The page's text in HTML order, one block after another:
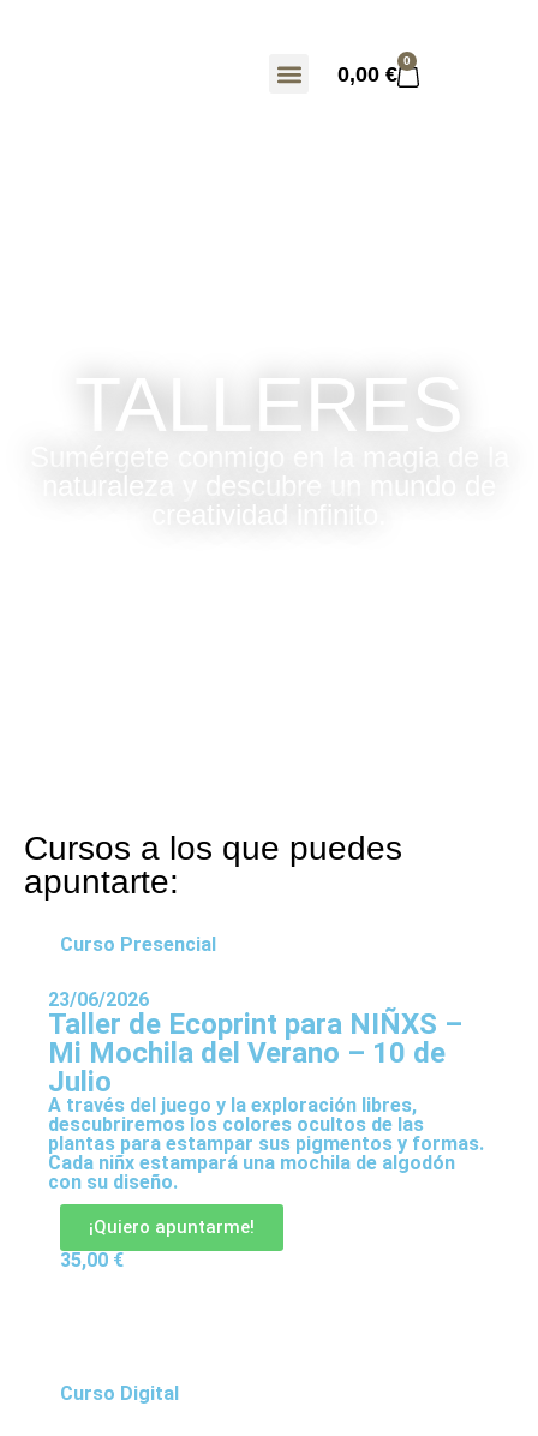
0,00 €
0
TALLERES
Sumérgete conmigo en la magia de la
naturaleza y descubre un mundo de
Cursos a los que puedes
apuntarte:
Curso Presencial
23/06/2026
Taller de Ecoprint para NIÑXS –
Mi Mochila del Verano – 10 de
Julio
A través del juego y la exploración libres,
descubriremos los colores ocultos de las
plantas para estampar sus pigmentos y formas.
Cada niñx estampará una mochila de algodón
con su diseño.
¡Quiero apuntarme!
35,00 €
Curso Digital